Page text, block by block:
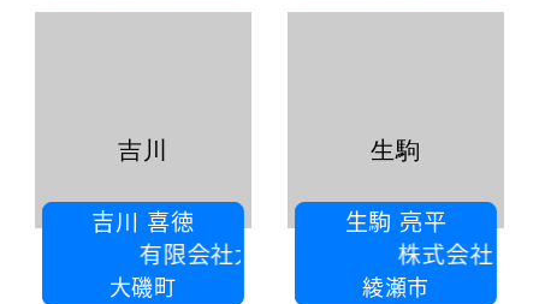
吉川 喜徳
有限会社大磯不動産
大磯町
吉川
生駒 亮平
株式会社 成功舎
綾瀬市
生駒